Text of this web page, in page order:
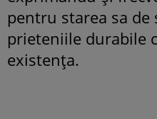
pentru starea sa
prieteniile durabile
existența.